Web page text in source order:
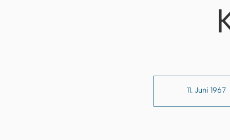
11. Juni 1967